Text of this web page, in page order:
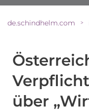
de.schindhelm.com >
über